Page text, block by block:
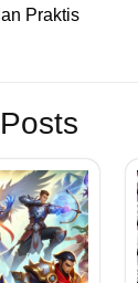
Praktis